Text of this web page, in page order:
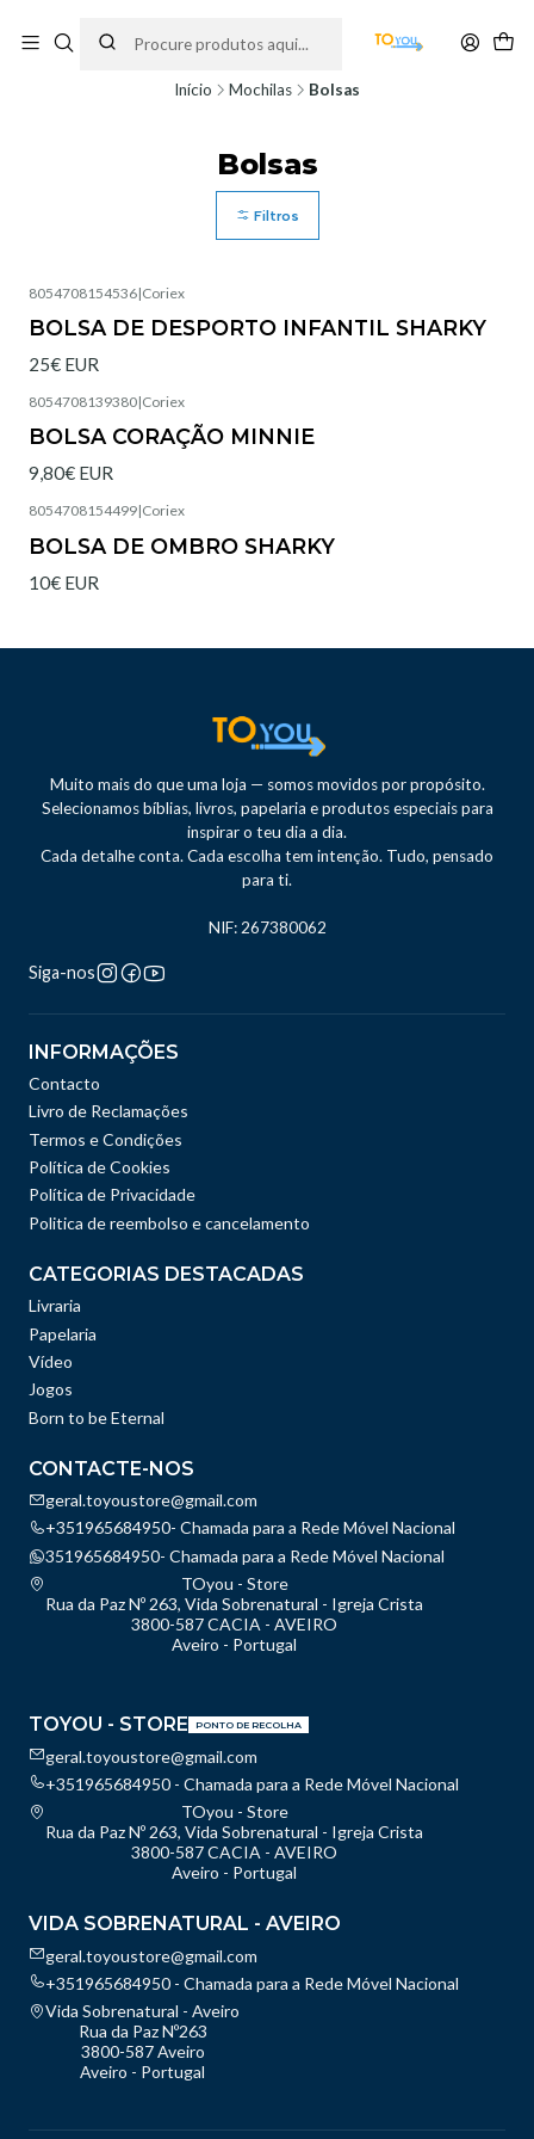
partir do dia 11 de Agosto, às 10H.
Início Mochilas Bolsas
Bolsas
Filtros
8054708154536|Coriex
BOLSA DE DESPORTO INFANTIL SHARKY
25€ EUR
8054708139380|Coriex
BOLSA CORAÇÃO MINNIE
9,80€ EUR
8054708154499|Coriex
BOLSA DE OMBRO SHARKY
10€ EUR
Muito mais do que uma loja — somos movidos por propósito.
Selecionamos bíblias, livros, papelaria e produtos especiais para
inspirar o teu dia a dia.
Cada detalhe conta. Cada escolha tem intenção. Tudo, pensado
para ti.
NIF: 267380062
Siga-nos
INFORMAÇÕES
Contacto
Livro de Reclamações
Termos e Condições
Política de Cookies
Política de Privacidade
Politica de reembolso e cancelamento
CATEGORIAS DESTACADAS
Livraria
Papelaria
Vídeo
Jogos
Born to be Eternal
CONTACTE-NOS
geral.toyoustore@gmail.com
+351965684950- Chamada para a Rede Móvel Nacional
351965684950- Chamada para a Rede Móvel Nacional
TOyou - Store
Rua da Paz Nº 263, Vida Sobrenatural - Igreja Crista
3800-587 CACIA - AVEIRO
Aveiro - Portugal
TOYOU - STORE PONTO DE RECOLHA
geral.toyoustore@gmail.com
+351965684950 - Chamada para a Rede Móvel Nacional
TOyou - Store
Rua da Paz Nº 263, Vida Sobrenatural - Igreja Crista
3800-587 CACIA - AVEIRO
Aveiro - Portugal
VIDA SOBRENATURAL - AVEIRO
geral.toyoustore@gmail.com
+351965684950 - Chamada para a Rede Móvel Nacional
Vida Sobrenatural - Aveiro
Rua da Paz Nº263
3800-587 Aveiro
Aveiro - Portugal